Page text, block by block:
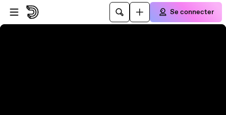
Passer au player
Passer au contenu principal
Se connecter